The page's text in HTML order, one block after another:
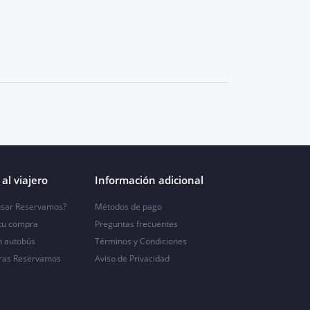
viajero
Reservamos?
compra
autobús
Reservamos
Información adicional
Métodos de pago
Preguntas frecuentes
Términos y Condiciones
Aviso de Privacidad